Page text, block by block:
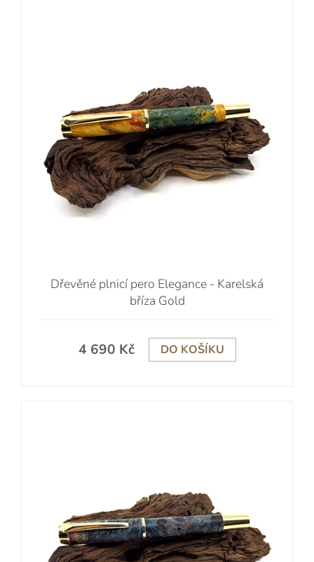
Dřevěné plnicí pero Elegance - Karelská
bříza Gold
4 690 Kč DO KOŠÍKU